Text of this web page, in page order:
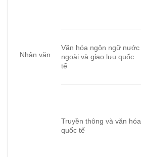
Nhân văn
Văn hóa ngôn ngữ nước
ngoài và giao lưu quốc
tế
Truyền thông và văn hóa
quốc tế